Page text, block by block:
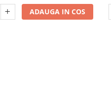
ADAUGA IN COS